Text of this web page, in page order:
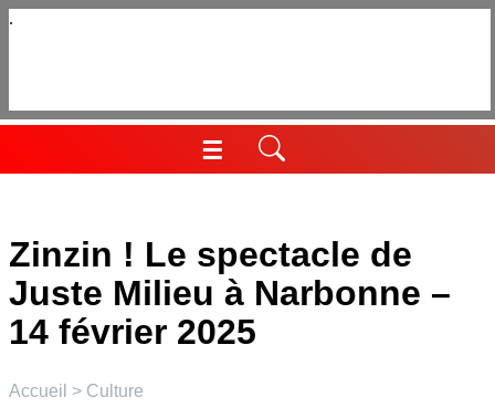
Aller
☰
Menu
Zinzin ! Le spectacle de
Juste Milieu à Narbonne –
14 février 2025
Accueil > Culture